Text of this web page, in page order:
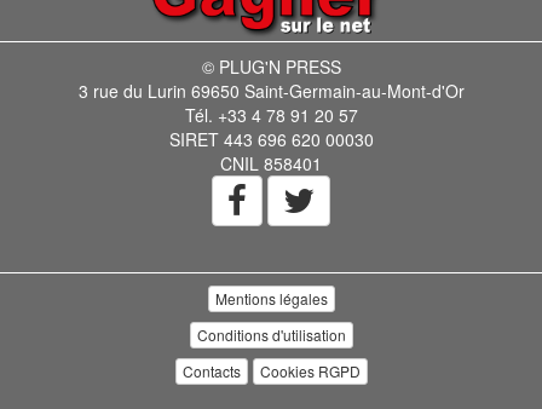
© PLUG'N PRESS
3 rue du Lurin 69650 Saint-Germain-au-Mont-d'Or
Tél. +33 4 78 91 20 57
SIRET 443 696 620 00030
CNIL 858401
Mentions légales
Conditions d'utilisation
Contacts
Cookies RGPD